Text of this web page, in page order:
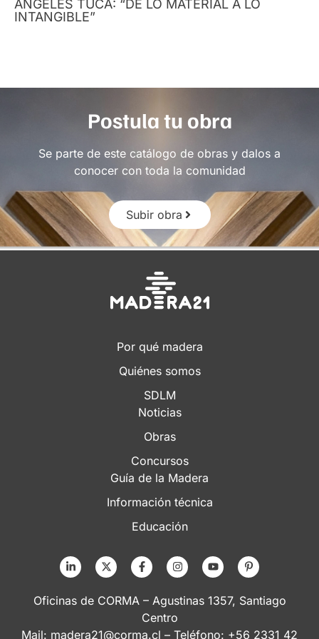
ÁNGELES TUCA: “DE LO MATERIAL A LO
INTANGIBLE”
Postula tu obra
Se parte de este catálogo de obras y dalos a
conocer con toda la comunidad
Subir obra
Por qué madera
Quiénes somos
SDLM
Noticias
Obras
Concursos
Guía de la Madera
Información técnica
Educación
Oficinas de CORMA – Agustinas 1357, Santiago
Centro
Mail: madera21@corma.cl – Teléfono: +56 2331 42